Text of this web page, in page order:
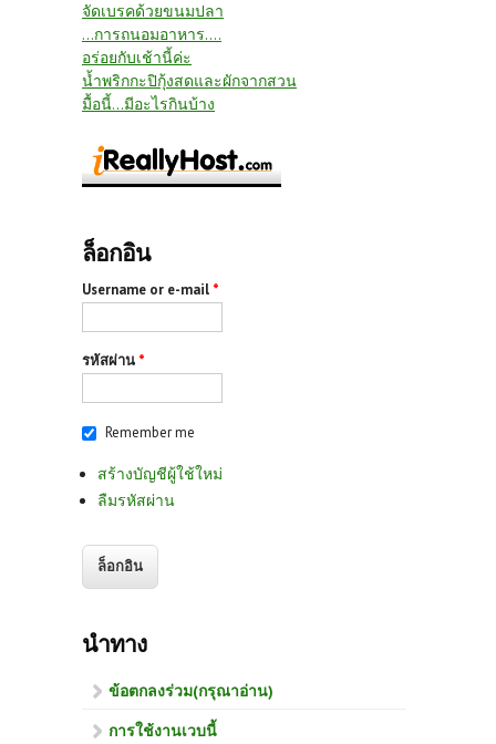
จัดเบรคด้วยขนมปลา
...การถนอมอาหาร....
อร่อยกับเช้านี้ค่ะ
น้ำพริกกะปิกุ้งสดและผักจากสวน
มื้อนี้...มีอะไรกินบ้าง
ล็อกอิน
Username or e-mail *
รหัสผ่าน *
Remember me
สร้างบัญชีผู้ใช้ใหม่
ลืมรหัสผ่าน
นำทาง
ข้อตกลงร่วม(กรุณาอ่าน)
การใช้งานเวบนี้